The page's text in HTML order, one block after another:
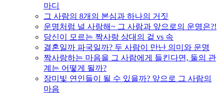
마디
그 사람의 8개의 본심과 하나의 거짓
운명처럼 널 사랑해~ 그 사람과 앞으로의 운명은?!
당신이 모르는 짝사랑 상대의 겉 vs 속
결혼일까 파국일까? 두 사람이 만난 의미와 운명
짝사랑하는 마음을 그 사람에게 들킨다면, 둘의 관
계는 어떻게 될까?
장미빛 연인들이 될 수 있을까? 앞으로 그 사람의
마음